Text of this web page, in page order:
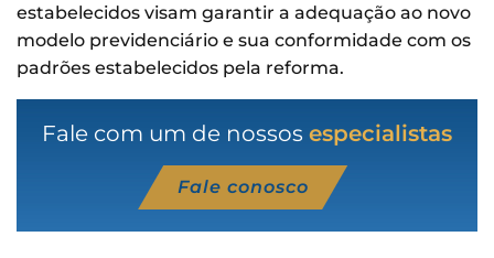
estabelecidos visam garantir a adequação ao novo
modelo previdenciário e sua conformidade com os
padrões estabelecidos pela reforma.
Fale com um de nossos especialistas
Fale conosco